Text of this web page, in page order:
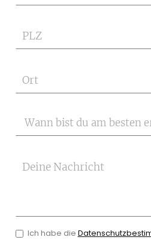
PLZ
Ort
Deine Nachricht
Ich habe die